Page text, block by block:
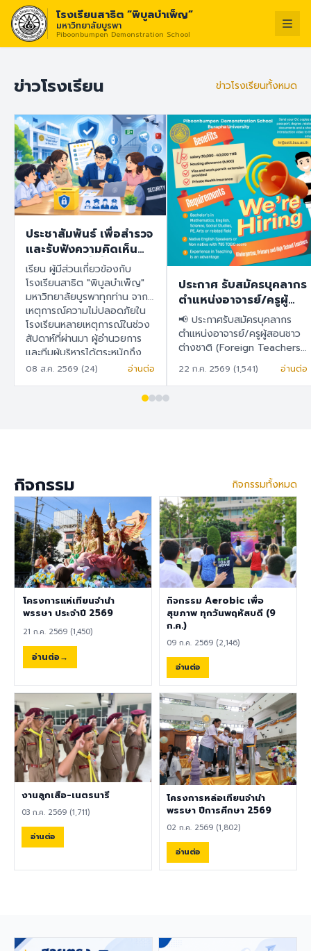
โรงเรียนสาธิต “พิบูลบำเพ็ญ”
มหาวิทยาลัยบูรพา
Piboonbumpen Demonstration School
ข่าวโรงเรียน ข่าวโรงเรียนทั้งหมด
ประชาสัมพันธ์ เพื่อสำรวจ
และรับฟังความคิดเห็น
ของทุกฝ่ายที่เกี่ยวข้องกับ
โรงเรียนสาธิต "พิบูล
บำเพ็ญ" มหาวิทยาลัย
บูรพา เพื่อนำข้อมูลไปใช้
ในการวางแผน พัฒนา
และยกระดับระบบความ
ปลอดภัยของโรงเรียน
อย่างเป็นรูปธรรม
เรียน ผู้มีส่วนเกี่ยวข้องกับ
โรงเรียนสาธิต "พิบูลบำเพ็ญ"
มหาวิทยาลัยบูรพาทุกท่าน จาก
เหตุการณ์ความไม่ปลอดภัยใน
โรงเรียนหลายเหตุการณ์ในช่วง
สัปดาห์ที่ผ่านมา ผู้อำนวยการ
และทีมผู้บริหารได้ตระหนักถึง
ความปลอดภัยในโรงเรียนเป็น
มั่นในการพัฒนาสภาพแวดล้อม
โรงเรียนสาธิต "พิบูลบำเพ็ญ"
มหาวิทยาลัยบูรพา เพื่อนำข้อมูล
ไปใช้ในการ วางแผน พัฒนา
และยกระดับระบบความ
ปลอดภัยของโรงเรียนอย่างเป็น
รูปธรรม ขอความอนุเคราะห์ทุก
ท่านในการทำแบบสำรวจ ภายใน
วันที่ 9 สิงหาคม 2569 เพื่อนำ
ผลการสำรวจไปใช้ดำเนินการต่อ
ไป แบบสำรวจความคิดเห็นด้าน
ความปลอดภัย คลิกที่นี่เพื่อร่วม
แสดงความคิดเห็น ผู้อำนวยการ
ขอขอบคุณทุกความคิดเห็น
เพราะความคิดเห็นของท่านคือ
เสียงสำคัญของการพัฒนา
โรงเรียนอย่างยั่งยืน 8
สิงหาคม 2569
08 ส.ค. 2569 (24) อ่านต่อ
ประกาศ รับสมัครบุคลากร
ตำแหน่งอาจารย์/ครูผู้
สอนชาวต่างชาติ
(Foreign Teachers)
📢 ประกาศรับสมัครบุคลากร
ตำแหน่งอาจารย์/ครูผู้สอนชาว
ต่างชาติ (Foreign Teachers)
โรงเรียนสาธิต "พิบูลบำเพ็ญ"
มหาวิทยาลัยบูรพา 🇹🇭 ภาษา
ไทย โรงเรียนสาธิต "พิบูล
เดือน 30,000 – 40,000
บาท เงินช่วยเหลือค่าที่พัก
6,500 บาท/เดือน สวัสดิการ
การต่ออายุ Visa และ Work
Permit ประกันสุขภาพเอกชน
คุณสมบัติประจำตำแหน่ง สำเร็จ
การศึกษาระดับปริญญาตรี ใน
สาขาวิชาคณิตศาสตร์ ภาษา
อังกฤษ วิทยาศาสตร์
สังคมศึกษา สุขศึกษา/
พลศึกษา ศิลปะ หรือสาขาอื่นที่
เกี่ยวข้อง เป็นผู้ใช้ภาษาอังกฤษ
Speaker) หรือหากไม่ใช่เจ้าของ
ภาษา ต้องมีผลการทดสอบ
ภาษาอังกฤษ TOEIC ไม่ต่ำกว่า
785 คะแนน หากมีประสบการณ์
ด้านการจัดการเรียนการสอนจะ
ได้รับการพิจารณาเป็นพิเศษ
เอกสารประกอบการสมัครและ
การติดต่อ ผู้สนใจสามารถส่ง
ประวัติส่วนตัว (CV), สำเนา
หนังสือเดินทาง (Passport),
สำเนาใบปริญญาบัตร, เอกสาร
ทั้งวิดีโอแนะนำตัวสั้น ๆ (Short
Introduction Video) ได้ที่
อีเมล hr@satit.buu.ac.th
22 ก.ค. 2569 (1,541) อ่านต่อ
กิจกรรม กิจกรรมทั้งหมด
โครงการแห่เทียนจำนำ
พรรษา ประจำปี 2569
21 ก.ค. 2569 (1,450)
อ่านต่อ
กิจกรรม Aerobic เพื่อ
สุขภาพ ทุกวันพฤหัสบดี (9
ก.ค.)
09 ก.ค. 2569 (2,146)
อ่านต่อ
งานลูกเสือ-เนตรนารี
03 ก.ค. 2569 (1,711)
อ่านต่อ
โครงการหล่อเทียนจำนำ
พรรษา ปีการศึกษา 2569
02 ก.ค. 2569 (1,802)
อ่านต่อ